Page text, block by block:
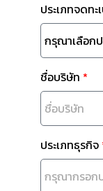
ประเภทจดท
ชื่อบริษัท
ประเภทธุรกิจ